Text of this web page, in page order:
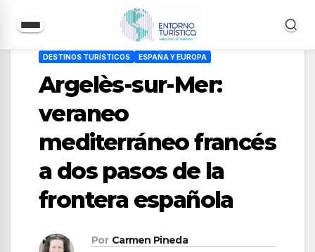
contenido
DESTINOS TURÍSTICOS ESPAÑA Y EUROPA
Argelès-sur-Mer:
veraneo
mediterráneo francés
a dos pasos de la
frontera española
Por Carmen Pineda